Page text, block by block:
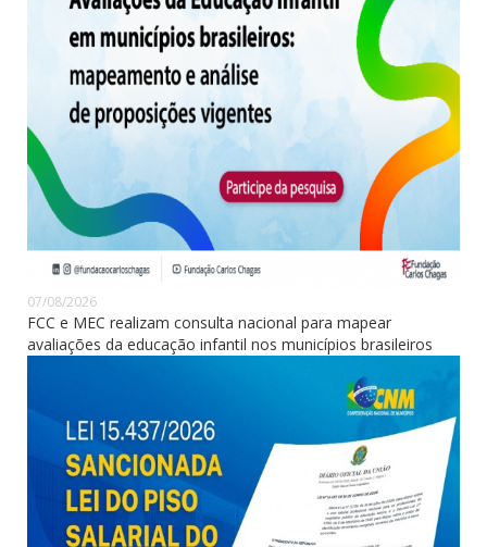
07/08/2026
FCC e MEC realizam consulta nacional para mapear
avaliações da educação infantil nos municípios brasileiros